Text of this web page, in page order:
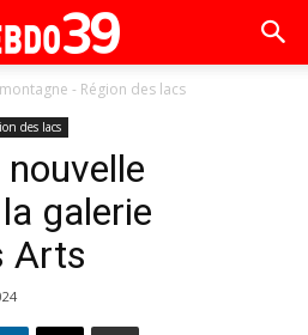
- Région des lacs
des lacs
galerie
Arts